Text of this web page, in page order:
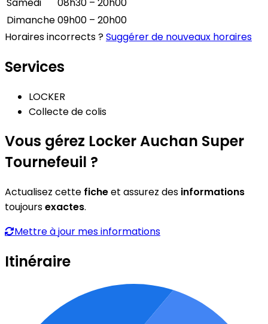
Dimanche09h00 – 20h00
Horaires incorrects ?Suggérer de nouveaux horaires
Services
LOCKER
Collecte de colis
Vous gérez Locker Auchan Super
Tournefeuil ?
Actualisez cette ficheet assurez des informations
toujoursexactes.
Mettre à jour mes informations
Itinéraire